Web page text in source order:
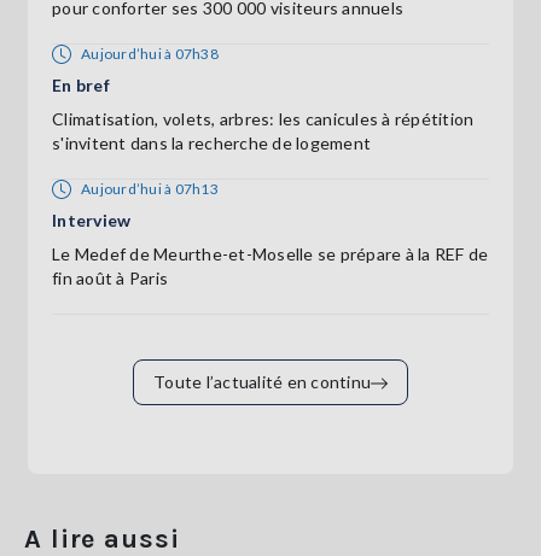
pour conforter ses 300 000 visiteurs annuels
Aujourd’hui à 07h38
En bref
Climatisation, volets, arbres: les canicules à répétition
s'invitent dans la recherche de logement
Aujourd’hui à 07h13
Interview
Le Medef de Meurthe-et-Moselle se prépare à la REF de
fin août à Paris
Toute l’actualité en continu
A lire aussi